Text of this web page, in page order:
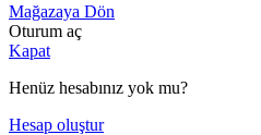
Mağazaya Dön
Oturum aç
Kapat
Henüz hesabınız yok mu?
Hesap oluştur